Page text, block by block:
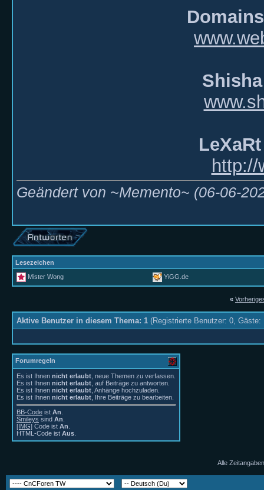
http://
Geändert von ~Memento~ (06-06-
Lesezeichen
Mister Wong
YiGG.de
«
Aktive Benutzer in diesem Thema: 1 (Registrierte Benutzer: 0, Gäste:
Forumregeln
Es ist Ihnen nicht erlaubt , neue Themen zu verfassen.
Es ist Ihnen nicht erlaubt , auf Beiträge zu antworten.
Es ist Ihnen nicht erlaubt , Anhänge hochzuladen.
Es ist Ihnen nicht erlaubt , Ihre Beiträge zu bearbeiten.
BB-Code ist An
Smileys sind An
[IMG] Code ist An
HTML-Code ist Aus
Alle